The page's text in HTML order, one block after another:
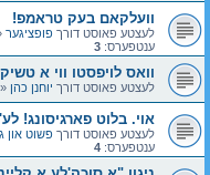
וועלקאם בעק טראמפ!
לעצטע פאוסט דורך פופציגער
ענטפערס: 3
וואס לויפסטו ווי א
לעצטע פאוסט דורך יוחנן כהן «
אוי. בלוט פארגיסונג!
לעצטע פאוסט דורך פשוט און
ענטפערס: 4